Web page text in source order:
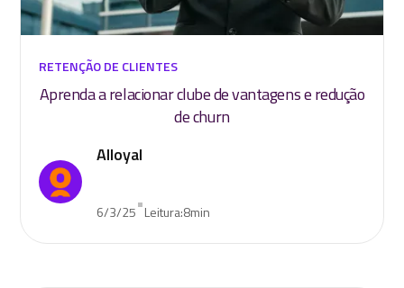
RETENÇÃO DE CLIENTES
Aprenda a relacionar clube de vantagens e redução
de churn
Alloyal
6/3/25•Leitura:8min